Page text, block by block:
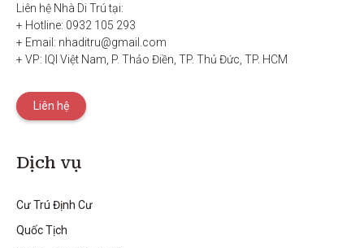
Liên hệ Nhà Di Trú tại:
+ Hotline: 0932 105 293
+ Email: nhaditru@gmail.com
+ VP: IQI Việt Nam, P. Thảo Điền, TP. Thủ Đức, TP. HCM
Liên hệ
Dịch vụ
Cư Trú Định Cư
Quốc Tịch